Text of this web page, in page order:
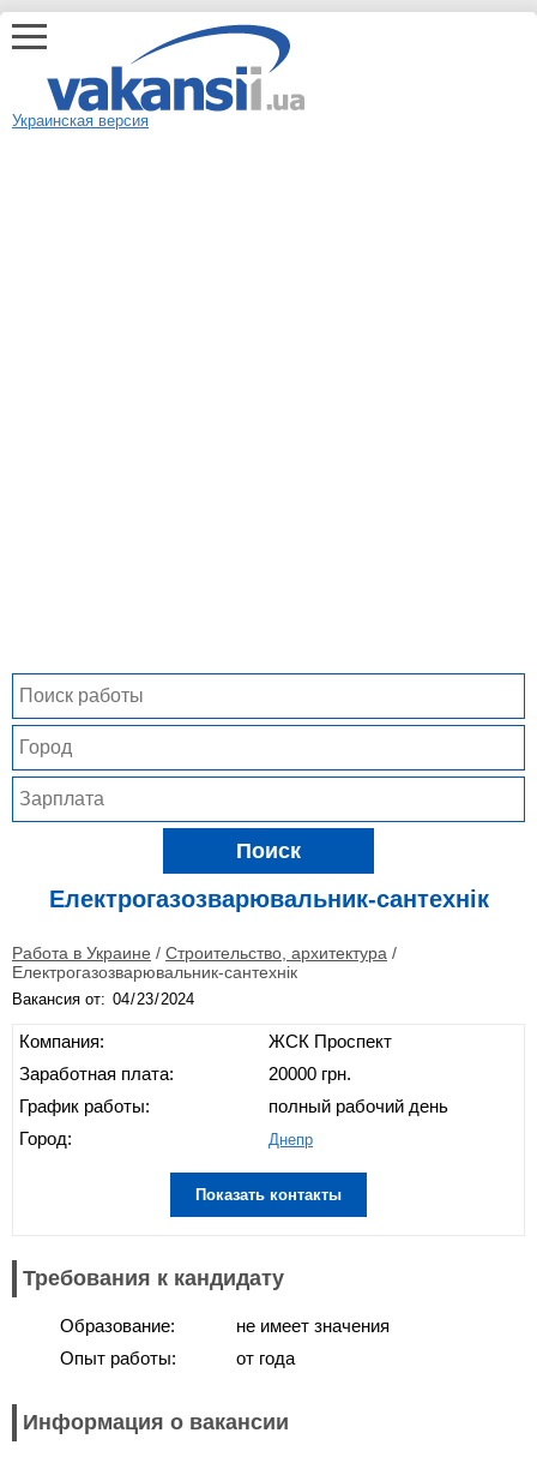
Украинская версия
Поиск
Електрогазозварювальник-сантехнік
Работа в Украине / Строительство, архитектура /
Електрогазозварювальник-сантехнік
Вакансия от:
Компания:
Заработная плата:
График работы:
Город:
ЖСК Проспект
20000 грн.
полный рабочий день
Днепр
Показать контакты
Требования к кандидату
Образование:
Опыт работы:
не имеет значения
от года
Информация о вакансии